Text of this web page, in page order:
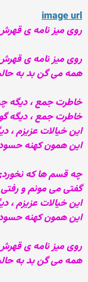
image url
روی میز نامه ی
روی میز نامه ی
همه می گن بد به
خاطرت جمع ، دیگه
خاطرت جمع ،
این خیالات عزیزم
این همون کهنه
چه قسم ها که
گفتی می مونم و
این خیالات عزیزم
این همون کهنه
روی میز نامه ی
همه می گن بد به